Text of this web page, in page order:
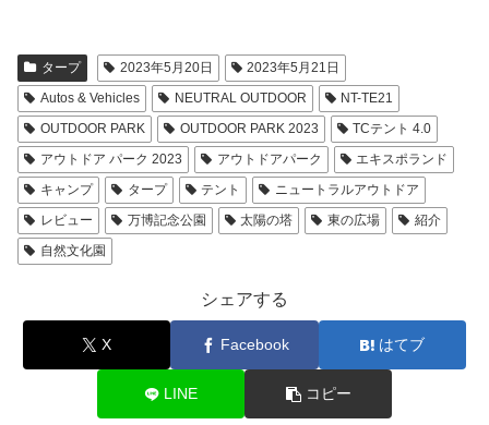
タープ 2023年5月20日
2023年5月21日
Autos & Vehicles
NEUTRAL OUTDOOR
NT-TE21
OUTDOOR PARK
OUTDOOR PARK 2023
TCテント 4.0
アウトドア パーク 2023
アウトドアパーク
エキスポランド
キャンプ
タープ テント
ニュートラルアウトドア
レビュー
万博記念公園 太陽の塔 東の広場
紹介
自然文化園
シェアする
X Facebook はてブ
LINE コピー